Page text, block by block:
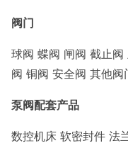
阀门
球阀 蝶阀 闸阀 截止
阀 铜阀 安全阀 其他阀
泵阀配套产品
数控机床 软密封件 法